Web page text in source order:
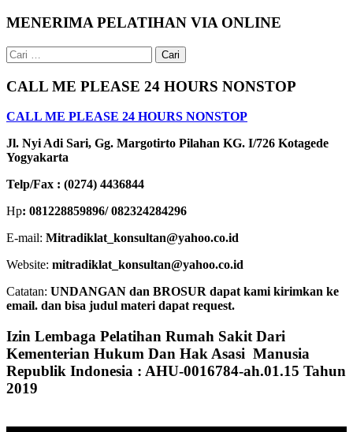
MENERIMA PELATIHAN VIA ONLINE
Cari
untuk:
CALL ME PLEASE 24 HOURS NONSTOP
CALL ME PLEASE 24 HOURS NONSTOP
Jl. Nyi Adi Sari, Gg. Margotirto Pilahan KG. I/726 Kotagede
Yogyakarta
Telp/Fax : (0274) 4436844
Hp: 081228859896/ 082324284296
E-mail: Mitradiklat_konsultan@yahoo.co.id
Website: mitradiklat_konsultan@yahoo.co.id
Catatan: UNDANGAN dan BROSUR dapat kami kirimkan ke
email. dan bisa judul materi dapat request.
Izin Lembaga Pelatihan Rumah Sakit Dari
Kementerian Hukum Dan Hak Asasi Manusia
Republik Indonesia : AHU-0016784-ah.01.15 Tahun
2019